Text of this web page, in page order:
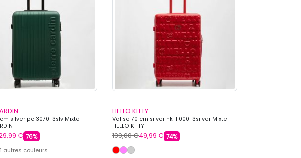
silver pc13070-3slv Mixte
€ 76%
autres couleurs
HELLO KITTY
Valise 70 cm silver hk-11000-3silver Mixte
HELLO KITTY
199,00 €49,99 € 74%